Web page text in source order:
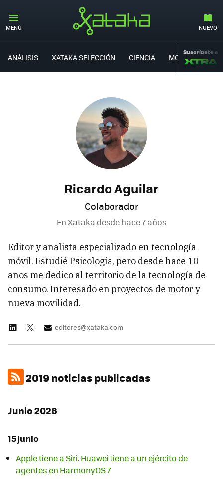
MENÚ NUEVO
ANÁLISIS XATAKA SELECCIÓN CIENCIA MOVILIDAD
Suscríbete a
Ricardo Aguilar
Colaborador
En Xataka desdehace 7 años
Editor y analista especializado en tecnología
móvil. Estudié Psicología, pero desde hace 10
años me dedico al territorio de la tecnología de
consumo. Interesado en proyectos de motor y
nueva movilidad.
editores@xataka.com
2019 noticias publicadas
Junio 2026
15 junio
Apple tiene a Siri. Huawei tiene a un ejército de
agentes en HarmonyOS 7